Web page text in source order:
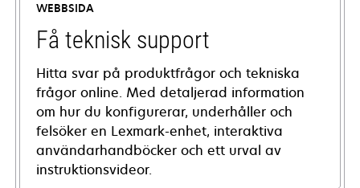
WEBBSIDA
Få teknisk support
Hitta svar på produktfrågor och tekniska
frågor online. Med detaljerad information
om hur du konfigurerar, underhåller och
felsöker en Lexmark-enhet, interaktiva
användarhandböcker och ett urval av
instruktionsvideor.